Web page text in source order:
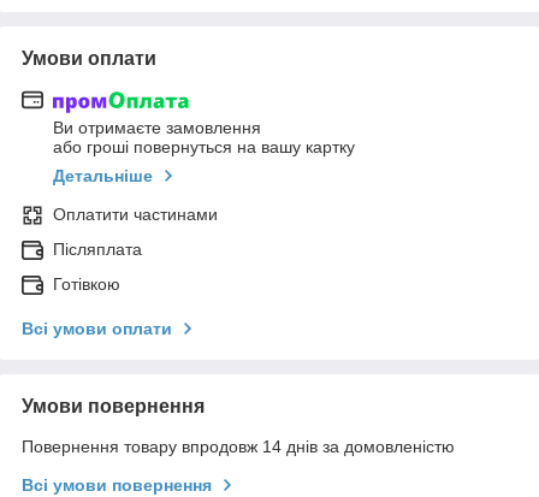
Умови оплати
Ви отримаєте замовлення
або гроші повернуться на вашу картку
Детальніше
Оплатити частинами
Післяплата
Готівкою
Всі умови оплати
Умови повернення
Повернення товару впродовж 14 днів за домовленістю
Всі умови повернення